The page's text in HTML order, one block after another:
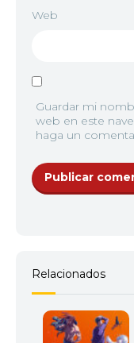
Web
Guardar mi
web en este
haga un
Relacionados